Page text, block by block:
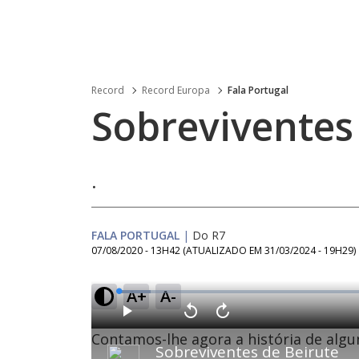
Record Record Europa Fala Portugal
.
FALA PORTUGAL | Do R7
07/08/2020 - 13H42 (ATUALIZADO EM 31/03/2024 - 19H29)
A+ A-
Sobreviventes de Beirute
P
l
a
y
V
o
l
t
a
A
v
a
n
ç
L
o
d
e
:
Contamos-lhe agora a história de